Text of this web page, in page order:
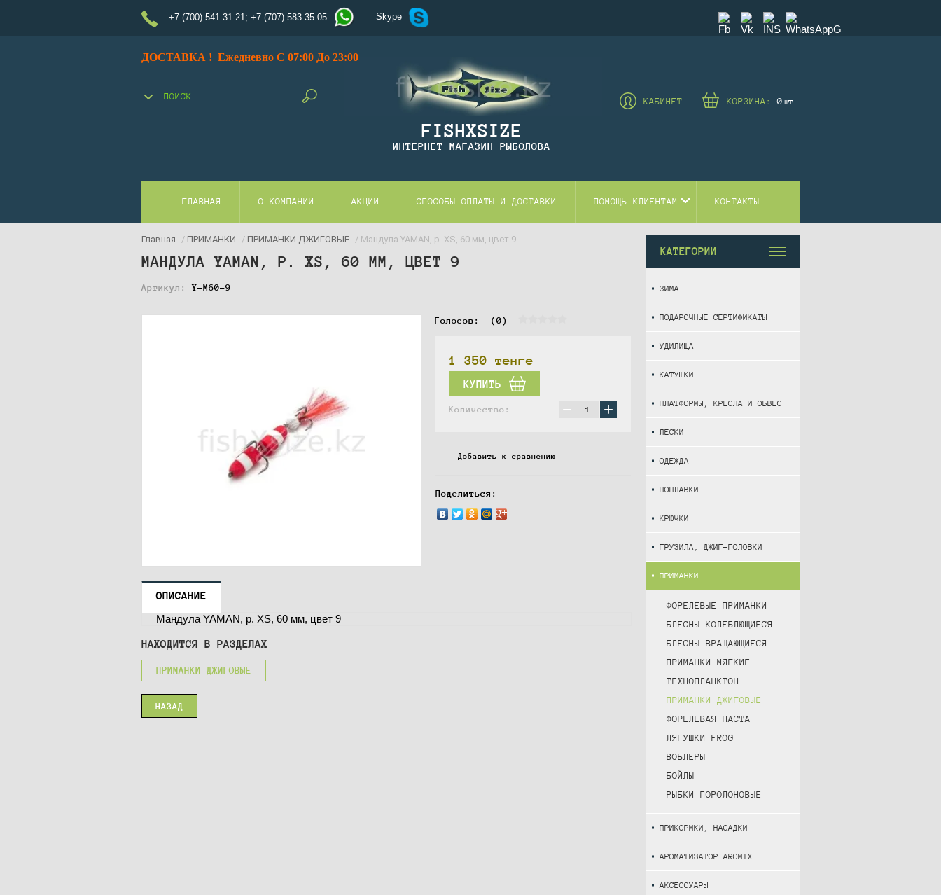
+7 (700) 541-31-21; +7 (707) 583 35 05 Skype
ДОСТАВКА ! Ежедневно С 07:00 До 23:00
КОРЗИНА:0шт.
КАБИНЕТ
FISHXSIZE
ИНТЕРНЕТ МАГАЗИН РЫБОЛОВА
ГЛАВНАЯ О КОМПАНИИ АКЦИИ СПОСОБЫ ОПЛАТЫ И ДОСТАВКИ ПОМОЩЬ КЛИЕНТАМ КОНТАКТЫ
КАТЕГОРИИ
ЗИМА
ПОДАРОЧНЫЕ СЕРТИФИКАТЫ
УДИЛИЩА
КАТУШКИ
ПЛАТФОРМЫ, КРЕСЛА И ОБВЕС
ЛЕСКИ
ОДЕЖДА
ПОПЛАВКИ
КРЮЧКИ
ГРУЗИЛА, ДЖИГ-ГОЛОВКИ
ПРИМАНКИ
ФОРЕЛЕВЫЕ ПРИМАНКИ
БЛЕСНЫ КОЛЕБЛЮЩИЕСЯ
БЛЕСНЫ ВРАЩАЮЩИЕСЯ
ПРИМАНКИ МЯГКИЕ
ТЕХНОПЛАНКТОН
ПРИМАНКИ ДЖИГОВЫЕ
ФОРЕЛЕВАЯ ПАСТА
ЛЯГУШКИ FROG
ВОБЛЕРЫ
БОЙЛЫ
РЫБКИ ПОРОЛОНОВЫЕ
ПРИКОРМКИ, НАСАДКИ
АРОМАТИЗАТОР AROMIX
АКСЕССУАРЫ
Главная / ПРИМАНКИ / ПРИМАНКИ ДЖИГОВЫЕ / Мандула YAMAN, р. XS, 60 мм, цвет 9
МАНДУЛА YAMAN, Р. XS, 60 ММ, ЦВЕТ 9
Артикул: Y-M60-9
Голосов: (0)
1 350 тенге
КУПИТЬ
Количество: − +
Добавить к сравнению
Поделиться:
ОПИСАНИЕ
Мандула YAMAN, р. XS, 60 мм, цвет 9
НАХОДИТСЯ В РАЗДЕЛАХ
ПРИМАНКИ ДЖИГОВЫЕ
НАЗАД